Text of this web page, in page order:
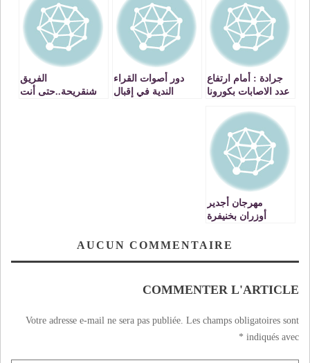
جرادة : أمام ارتفاع
عدد الاصابات بكورونا
بالإجراءات
الاستثنائية لمدة
أسبوع آخر قابل
للتمديد ابتداء من يوم
الثلاثاء 06 أكتوبر
دور أصوات القراء
الندية في إقبال
الفريق
شنقريحة..حتى أنت
مهرجان أجدير
أوزران بخنيفرة
أللامادي وتاريخAUCUN COMMENTAIRE
COMMENTER L'ARTICLE
Votre adresse e-mail ne sera pas publiée. Les champs obligatoires sont
indiqués avec
*